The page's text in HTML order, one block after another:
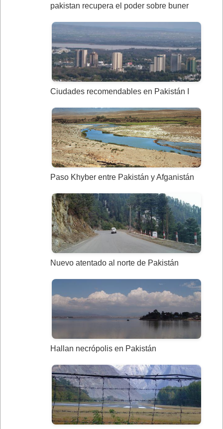
pakistan recupera el poder sobre buner
Ciudades recomendables en Pakistán I
Paso Khyber entre Pakistán y Afganistán
Nuevo atentado al norte de Pakistán
Hallan necrópolis en Pakistán